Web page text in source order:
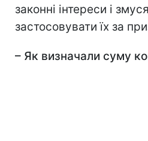
законні інтереси і
застосовувати їх за
– Як визначали суму